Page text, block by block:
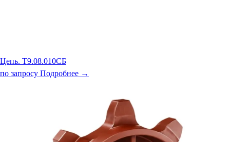
Цепь. Т9.08.010СБ
по запросу Подробнее →